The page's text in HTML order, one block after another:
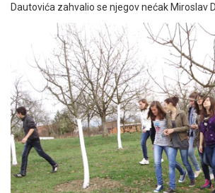
Dautovića zahvalio se njegov nećak Miroslav